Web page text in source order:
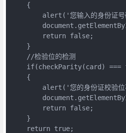
    {
alert('您输入的身份证
        return false;
    }
    //检验位的检测
if(checkParity(card) ===
    {
alert('您的身份证校验
        return false;
    }
    return true;